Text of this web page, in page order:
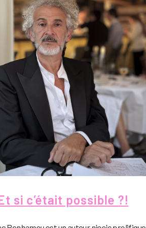
si c’était possible ?!